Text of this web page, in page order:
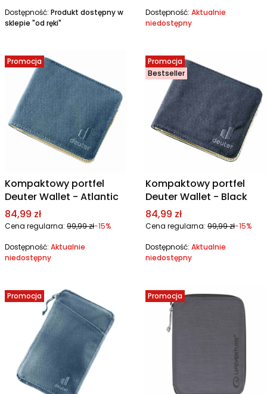
Dostępność: Produkt dostępny w
sklepie "od ręki"
Dostępność: Aktualnie
niedostępny
Promocja
Kompaktowy portfel
Deuter Wallet - Atlantic
Cena promocyjna
84,99 zł
Cena regularna: 99,99 zł-15%
Dostępność: Aktualnie
niedostępny
Promocja
Bestseller
Kompaktowy portfel
Deuter Wallet - Black
Cena promocyjna
84,99 zł
Cena regularna: 99,99 zł-15%
Dostępność: Aktualnie
niedostępny
Promocja Promocja